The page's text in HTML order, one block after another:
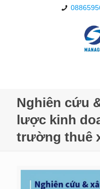
Nghiên cứu
lược kinh
trường thuê